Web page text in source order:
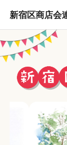
新宿区商店